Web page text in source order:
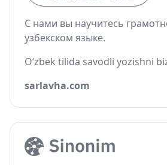
С нами вы научитесь
узбекском языке.
O‘zbek tilida savodli yozishni
sarlavha.com